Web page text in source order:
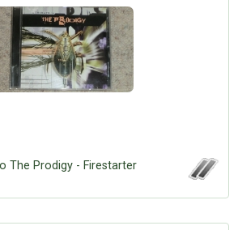
Erweitere Suche
The Prodigy - Firestarter